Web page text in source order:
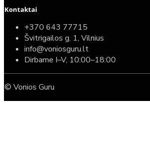
Kontaktai
+370 643 77715
Švitrigailos g. 1, Vilnius
info@voniosguru.lt
Dirbame I–V, 10:00–18:00
© Vonios Guru